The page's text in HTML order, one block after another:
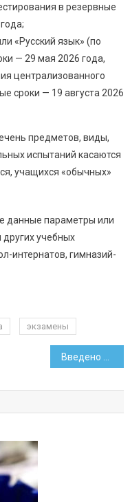
в резервные
«Русский язык» (по
— 29 мая 2026 года,
централизованного
сроки — 19 августа 2026
предметов, виды,
испытаний касаются
учащихся «обычных»
данные параметры или
учебных
интернатов, гимназий-
экзамены